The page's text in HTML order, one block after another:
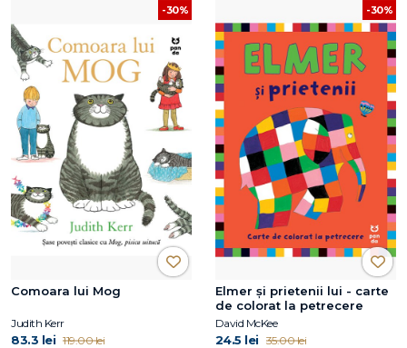
-30%
Comoara lui Mog
Judith Kerr
83.3 lei 119.00 lei
-30%
Elmer și prietenii lui - carte
de colorat la petrecere
David McKee
24.5 lei 35.00 lei